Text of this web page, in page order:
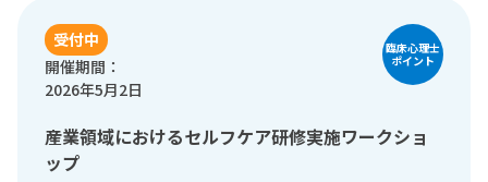
受付中
開催期間：
2026年5月2日
産業領域におけるセルフケア研修実施ワークショ
ップ
臨床心理士
ポイント